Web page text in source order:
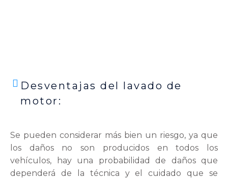
Desventajas del lavado de
motor:
Se pueden considerar más bien un riesgo, ya que
los daños no son producidos en todos los
vehículos, hay una probabilidad de daños que
dependerá de la técnica y el cuidado que se